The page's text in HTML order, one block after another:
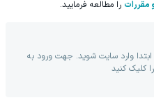
مقررات را مطالعه فرمایید.
وارد سایت شوید. جهت ورود به
را کلیک کنید